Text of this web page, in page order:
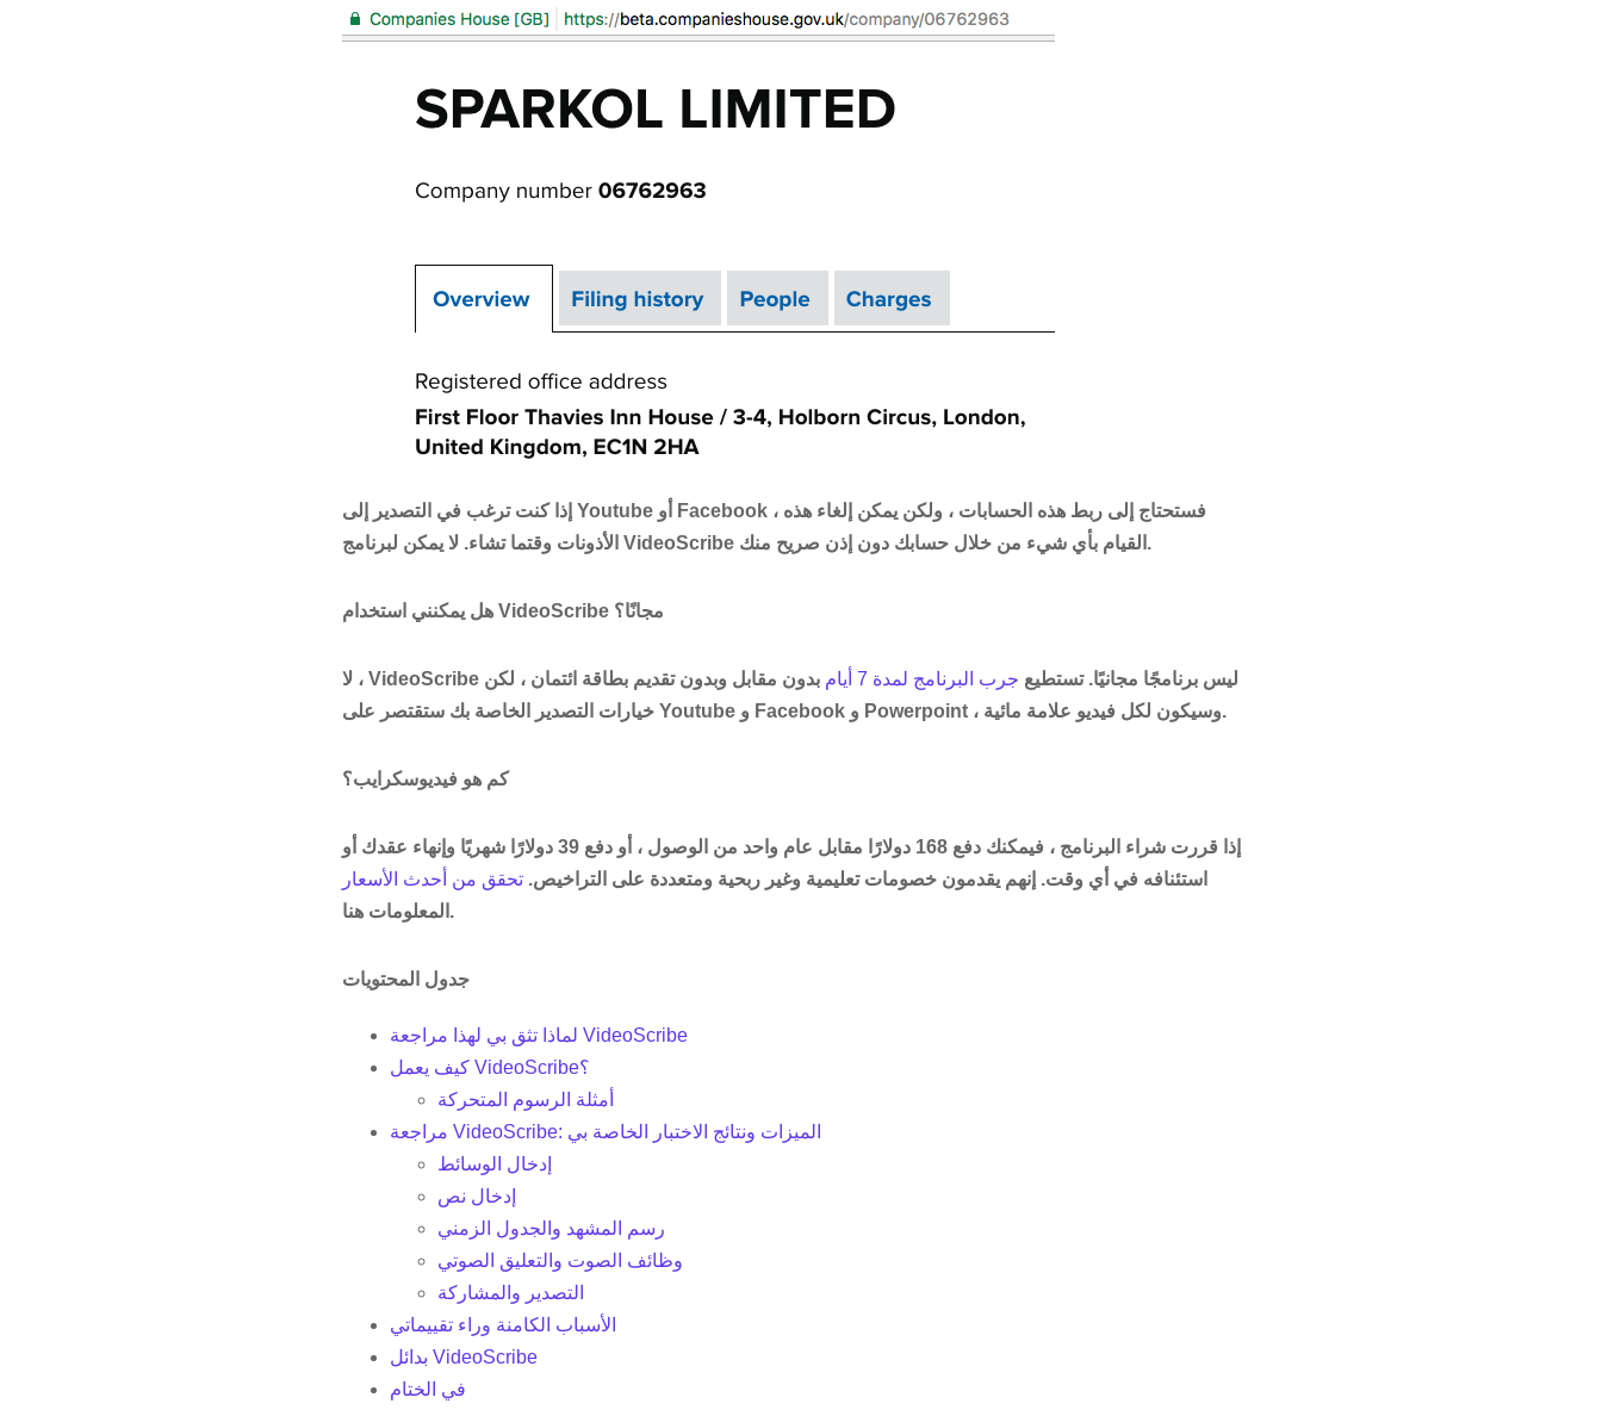
إذا كنت ترغب في التصدير إلى Youtube أو Facebook ، فستحتاج إلى ربط هذه الحسابات ، ولكن يمكن إلغاء هذه
الأذونات وقتما تشاء. لا يمكن لبرنامج VideoScribe القيام بأي شيء من خلال حسابك دون إذن صريح منك.
هل يمكنني استخدام VideoScribe مجانًا؟
لا ، VideoScribe ليس برنامجًا مجانيًا. تستطيع جرب البرنامج لمدة 7 أيام
بدون مقابل وبدون تقديم بطاقة ائتمان ، لكن
خيارات التصدير الخاصة بك ستقتصر على Youtube و Facebook و Powerpoint ، وسيكون لكل فيديو علامة مائية.
كم هو فيديوسكرايب؟
إذا قررت شراء البرنامج ، فيمكنك دفع 168 دولارًا مقابل عام واحد من الوصول ، أو دفع 39 دولارًا شهريًا وإنهاء عقدك أو
استئنافه في أي وقت. إنهم يقدمون خصومات تعليمية وغير ربحية ومتعددة على التراخيص. تحقق من أحدث الأسعار
المعلومات هنا.
جدول المحتويات
لماذا تثق بي لهذا مراجعة VideoScribe
كيف يعمل VideoScribe؟
أمثلة الرسوم المتحركة
مراجعة VideoScribe: الميزات ونتائج الاختبار الخاصة بي
إدخال الوسائط
إدخال نص
رسم المشهد والجدول الزمني
وظائف الصوت والتعليق الصوتي
التصدير والمشاركة
الأسباب الكامنة وراء تقييماتي
بدائل VideoScribe
في الختام